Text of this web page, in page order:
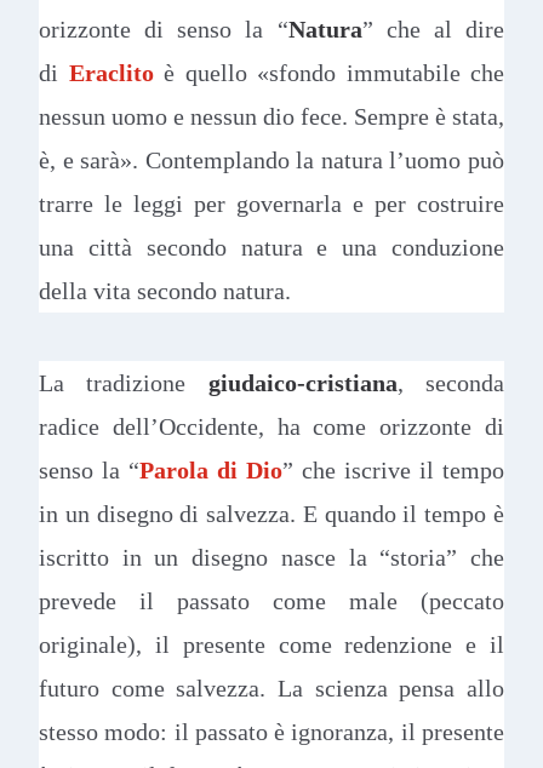
orizzonte di senso la “Natura” che al dire
di Eraclitoè quello «sfondo immutabile che
nessun uomo e nessun dio fece. Sempre è stata,
è, e sarà». Contemplando la natura l’uomo può
trarre le leggi per governarla e per costruire
una città secondo natura e una conduzione
della vita secondo natura.
La tradizione giudaico-cristiana, seconda
radice dell’Occidente, ha come orizzonte di
senso la “Parola di Dio” che iscrive il tempo
in un disegno di salvezza. E quando il tempo è
iscritto in un disegno nasce la “storia” che
prevede il passato come male (peccato
originale), il presente come redenzione e il
futuro come salvezza. La scienza pensa allo
stesso modo: il passato è ignoranza, il presente